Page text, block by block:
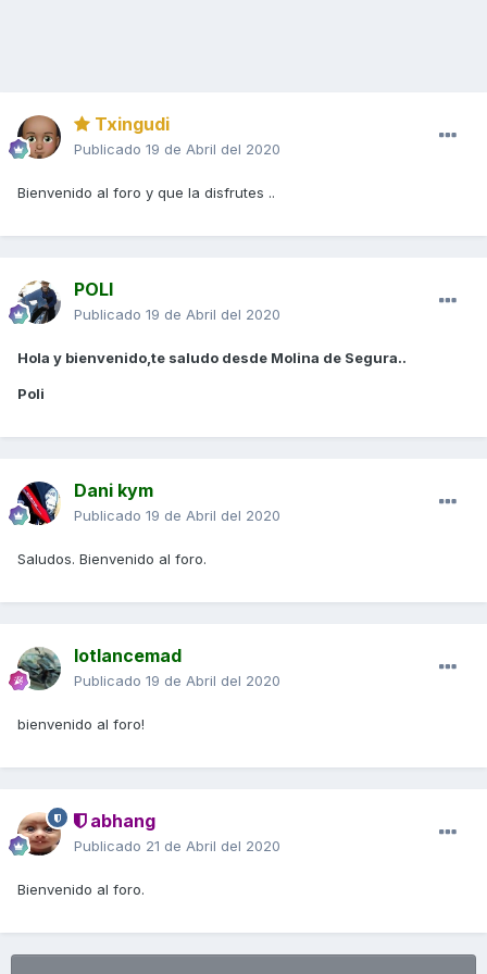
Txingudi
Publicado 19 de Abril del 2020
Bienvenido al foro y que la disfrutes ..
POLI
Publicado 19 de Abril del 2020
Hola y bienvenido,te saludo desde Molina de Segura..
Poli
Dani kym
Publicado 19 de Abril del 2020
Saludos. Bienvenido al foro.
lotlancemad
Publicado 19 de Abril del 2020
bienvenido al foro!
abhang
Publicado 21 de Abril del 2020
Bienvenido al foro.